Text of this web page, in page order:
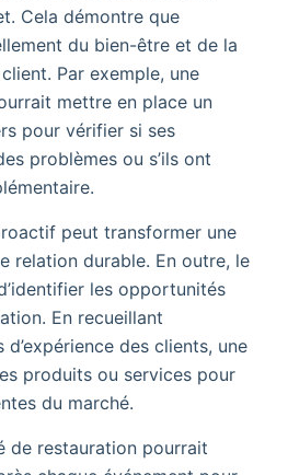
Cela démontre que
du bien-être et de la
Par exemple, une
mettre en place un
pour vérifier si ses
problèmes ou s’ils ont
peut transformer une
relation durable. En outre, le
les opportunités
En recueillant
des clients, une
produits ou services pour
du marché.
de restauration pourrait